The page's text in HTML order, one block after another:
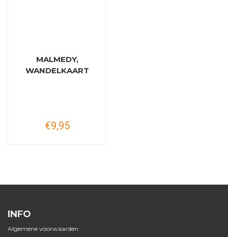
MALMEDY,
WANDELKAART
€9,95
INFO
Algemene voorwaarden